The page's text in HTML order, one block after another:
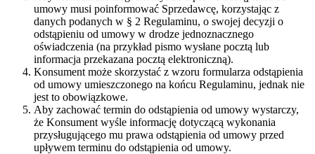
umowy musi poinformować Sprzedawcę, korzystając z
danych podanych w § 2 Regulaminu, o swojej decyzji o
odstąpieniu od umowy w drodze jednoznacznego
oświadczenia (na przykład pismo wysłane pocztą lub
informacja przekazana pocztą elektroniczną).
Konsument może skorzystać z wzoru formularza odstąpienia
od umowy umieszczonego na końcu Regulaminu, jednak nie
jest to obowiązkowe.
Aby zachować termin do odstąpienia od umowy wystarczy,
że Konsument wyśle informację dotyczącą wykonania
przysługującego mu prawa odstąpienia od umowy przed
upływem terminu do odstąpienia od umowy.